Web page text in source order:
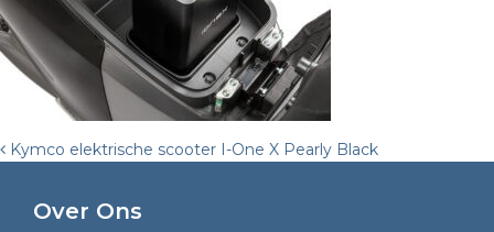
Post
navigation
Kymco elektrische scooter I-One X Pearly Black
Over Ons